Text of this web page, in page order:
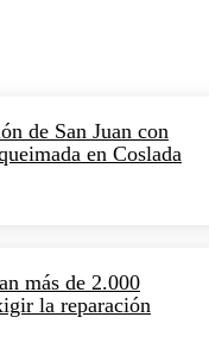
de San Juan con
en Coslada
más de 2.000
la reparación